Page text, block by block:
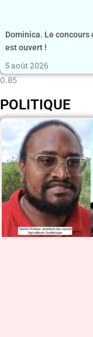
Dominica. Le concours
est ouvert !
5 août 2026
POLITIQUE